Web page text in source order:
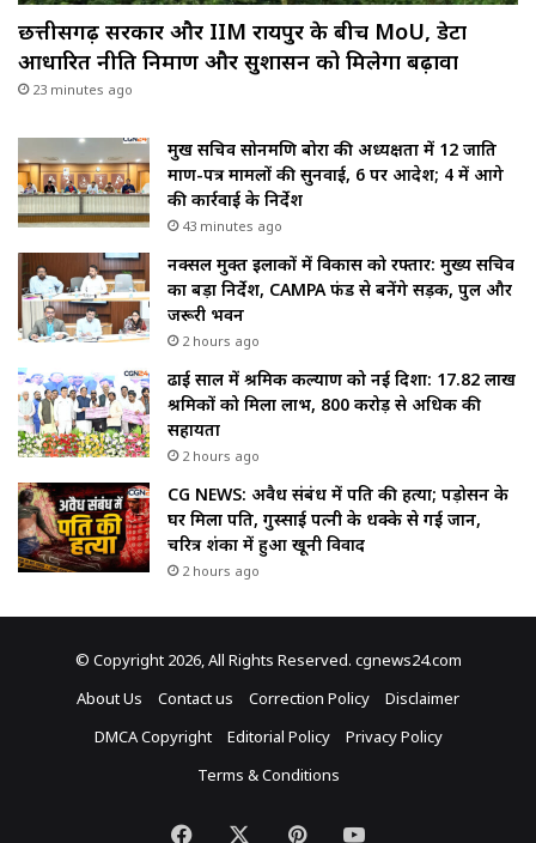
छत्तीसगढ़ सरकार और IIM रायपुर के बीच MoU, डेटा
आधारित नीति निर्माण और सुशासन को मिलेगा बढ़ावा
23 minutes ago
प्रमुख सचिव सोनमणि बोरा की अध्यक्षता में 12 जाति
प्रमाण-पत्र मामलों की सुनवाई, 6 पर आदेश; 4 में आगे
की कार्रवाई के निर्देश
43 minutes ago
नक्सल मुक्त इलाकों में विकास को रफ्तार: मुख्य सचिव
का बड़ा निर्देश, CAMPA फंड से बनेंगे सड़क, पुल और
जरूरी भवन
2 hours ago
ढाई साल में श्रमिक कल्याण को नई दिशा: 17.82 लाख
श्रमिकों को मिला लाभ, ₹800 करोड़ से अधिक की
सहायता
2 hours ago
CG NEWS: अवैध संबंध में पति की हत्या; पड़ोसन के
घर मिला पति, गुस्साई पत्नी के धक्के से गई जान,
चरित्र शंका में हुआ खूनी विवाद
2 hours ago
© Copyright 2026, All Rights Reserved. cgnews24.com
About Us
Contact us Correction Policy
Disclaimer
DMCA Copyright
Editorial Policy
Privacy Policy
Terms & Conditions
Facebook PinterestYouTube